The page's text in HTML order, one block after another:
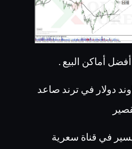
أفضل أماكن البيع .
دولار في ترند صاعد
في قناة سعرية